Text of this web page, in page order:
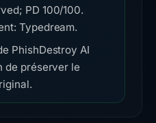
PD 100/100.
Typedream.
PhishDestroy AI
de préserver le